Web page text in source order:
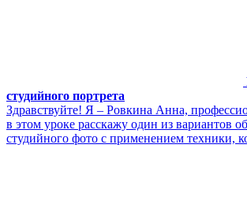
студийного портрета
Здравствуйте! Я – Ровкина Анна,
в этом уроке расскажу один из вариантов
студийного фото с применением техники,